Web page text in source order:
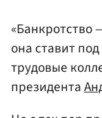
«Банкротство
она ставит
трудовые
президента